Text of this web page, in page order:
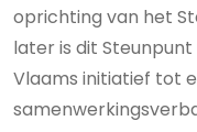
oprichting van het
later is dit
Vlaams initiatief tot